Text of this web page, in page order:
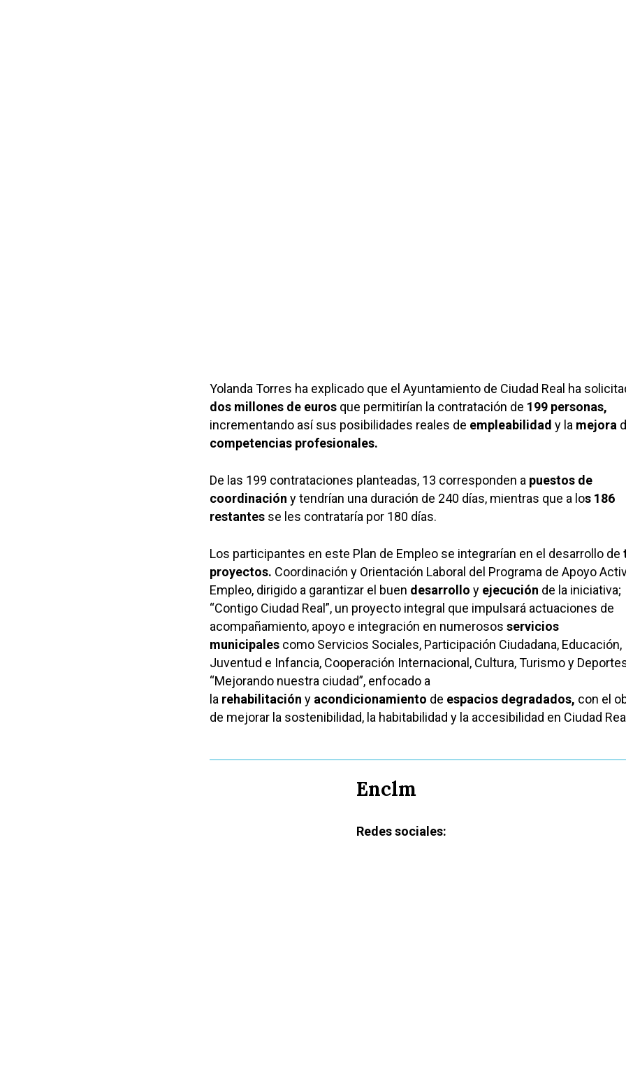
Yolanda Torres ha explicado que el Ayuntamiento de Ciudad Real ha
dos millones de euros que permitirían la contratación de 199 personas,
incrementando así sus posibilidades reales de empleabilidad y la mejora
competencias profesionales.
De las 199 contrataciones planteadas, 13 corresponden a puestos de
coordinación y tendrían una duración de 240 días, mientras que a los 186
restantes se les contrataría por 180 días.
Los participantes en este Plan de Empleo se integrarían en el desarrollo de
proyectos. Coordinación y Orientación Laboral del Programa de Apoyo
Empleo, dirigido a garantizar el buen desarrollo y ejecución de la iniciativa;
“Contigo Ciudad Real”, un proyecto integral que impulsará actuaciones de
acompañamiento, apoyo e integración en numerosos servicios
municipales como Servicios Sociales, Participación Ciudadana, Educación,
Juventud e Infancia, Cooperación Internacional, Cultura, Turismo y
“Mejorando nuestra ciudad”, enfocado a
la rehabilitación y acondicionamiento de espacios degradados, con el
de mejorar la sostenibilidad, la habitabilidad y la accesibilidad en Ciudad
Enclm
Redes sociales: